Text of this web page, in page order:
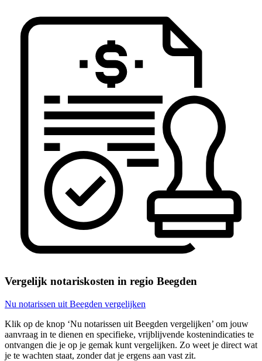
Vergelijk notariskosten in regio Beegden
Nu notarissen uit Beegden vergelijken
Klik op de knop ‘Nu notarissen uit Beegden vergelijken’ om jouw
aanvraag in te dienen en specifieke, vrijblijvende kostenindicaties te
ontvangen die je op je gemak kunt vergelijken. Zo weet je direct wat
je te wachten staat, zonder dat je ergens aan vast zit.